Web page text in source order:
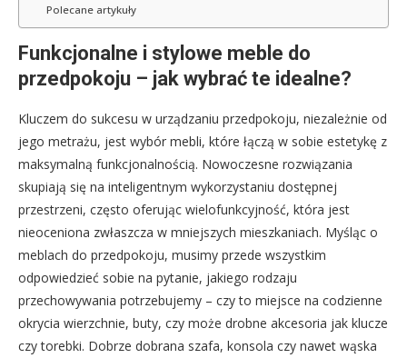
Polecane artykuły
Funkcjonalne i stylowe meble do
przedpokoju – jak wybrać te idealne?
Kluczem do sukcesu w urządzaniu przedpokoju, niezależnie od
jego metrażu, jest wybór mebli, które łączą w sobie estetykę z
maksymalną funkcjonalnością. Nowoczesne rozwiązania
skupiają się na inteligentnym wykorzystaniu dostępnej
przestrzeni, często oferując wielofunkcyjność, która jest
nieoceniona zwłaszcza w mniejszych mieszkaniach. Myśląc o
meblach do przedpokoju, musimy przede wszystkim
odpowiedzieć sobie na pytanie, jakiego rodzaju
przechowywania potrzebujemy – czy to miejsce na codzienne
okrycia wierzchnie, buty, czy może drobne akcesoria jak klucze
czy torebki. Dobrze dobrana szafa, konsola czy nawet wąska